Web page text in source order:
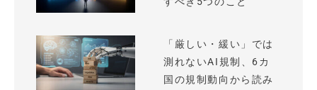
「厳しい・緩い」では
測れないAI規制、6カ
国の規制動向から読み